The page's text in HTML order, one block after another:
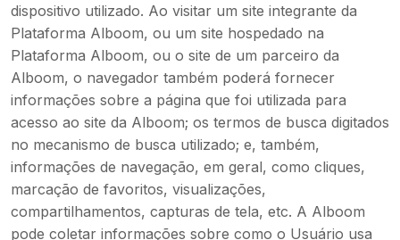
dispositivo utilizado. Ao visitar um site integrante da
Plataforma Alboom, ou um site hospedado na
Plataforma Alboom, ou o site de um parceiro da
Alboom, o navegador também poderá fornecer
informações sobre a página que foi utilizada para
acesso ao site da Alboom; os termos de busca digitados
no mecanismo de busca utilizado; e, também,
informações de navegação, em geral, como cliques,
marcação de favoritos, visualizações,
compartilhamentos, capturas de tela, etc. A Alboom
pode coletar informações sobre como o Usuário usa